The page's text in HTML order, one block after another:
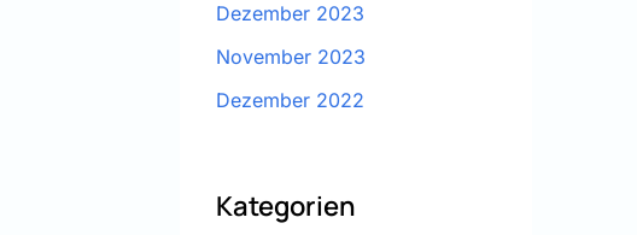
Dezember 2023
November 2023
Dezember 2022
Kategorien